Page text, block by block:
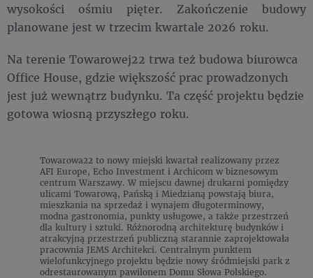
wysokości ośmiu pięter. Zakończenie budowy
planowane jest w trzecim kwartale 2026 roku.
Na terenie Towarowej22 trwa też budowa biurowca
Office House, gdzie większość prac prowadzonych
jest już wewnątrz budynku. Ta część projektu będzie
gotowa wiosną przyszłego roku.
Towarowa22 to nowy miejski kwartał realizowany przez
AFI Europe, Echo Investment i Archicom w biznesowym
centrum Warszawy. W miejscu dawnej drukarni pomiędzy
ulicami Towarową, Pańską i Miedzianą powstają biura,
mieszkania na sprzedaż i wynajem długoterminowy,
modna gastronomia, punkty usługowe, a także przestrzeń
dla kultury i sztuki. Różnorodną architekturę budynków i
atrakcyjną przestrzeń publiczną starannie zaprojektowała
pracownia JEMS Architekci. Centralnym punktem
wielofunkcyjnego projektu będzie nowy śródmiejski park z
odrestaurowanym pawilonem Domu Słowa Polskiego.